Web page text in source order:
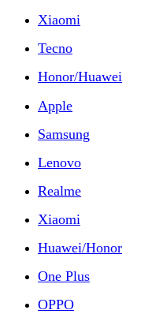
Xiaomi
Tecno
Honor/Huawei
Apple
Samsung
Lenovo
Realme
Xiaomi
Huawei/Honor
One Plus
OPPO